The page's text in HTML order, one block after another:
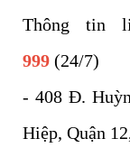
Thông tin
999 (24/7)
- 408 Đ.
Hiệp, Quận